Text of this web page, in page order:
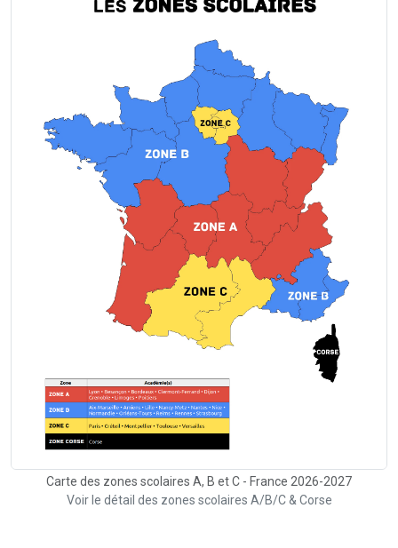
Carte des zones scolaires A, B et C - France 2026-2027
Voir le détail des zones scolaires A/B/C & Corse